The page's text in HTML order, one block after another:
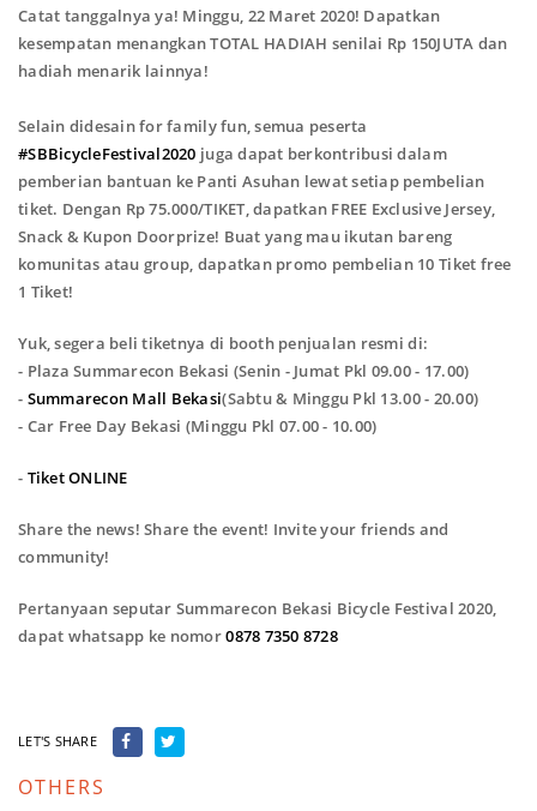
Catat tanggalnya ya! Minggu, 22 Maret 2020! Dapatkan
kesempatan menangkan TOTAL HADIAH senilai Rp 150JUTA dan
hadiah menarik lainnya!
Selain didesain for family fun, semua peserta
#SBBicycleFestival2020 juga dapat berkontribusi dalam
pemberian bantuan ke Panti Asuhan lewat setiap pembelian
tiket. Dengan Rp 75.000/TIKET, dapatkan FREE Exclusive Jersey,
Snack & Kupon Doorprize! Buat yang mau ikutan bareng
komunitas atau group, dapatkan promo pembelian 10 Tiket free
1 Tiket!
Yuk, segera beli tiketnya di booth penjualan resmi di:
- Plaza Summarecon Bekasi (Senin - Jumat Pkl 09.00 - 17.00)
- Summarecon Mall Bekasi(Sabtu & Minggu Pkl 13.00 - 20.00)
- Car Free Day Bekasi (Minggu Pkl 07.00 - 10.00)
- Tiket ONLINE
Share the news! Share the event! Invite your friends and
community!
Pertanyaan seputar Summarecon Bekasi Bicycle Festival 2020,
dapat whatsapp ke nomor0878 7350 8728
LET'S SHARE
OTHERS